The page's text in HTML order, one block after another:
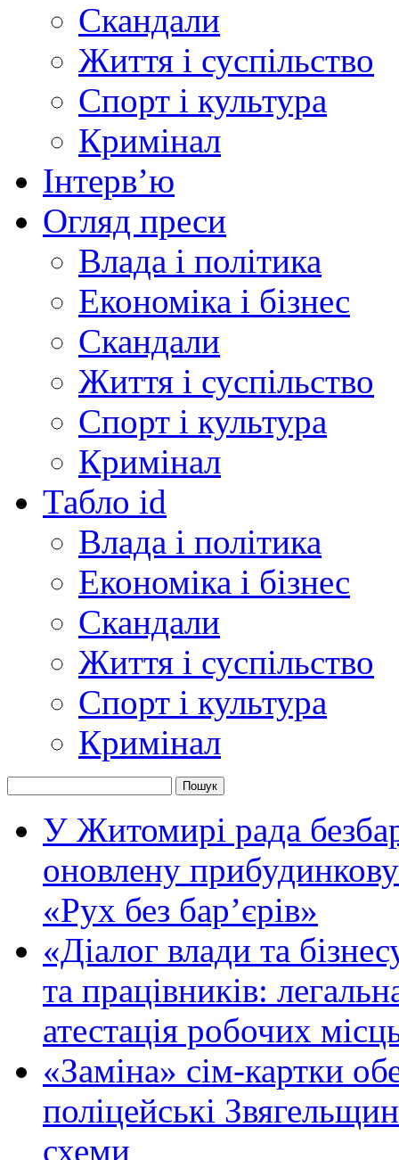
Скандали
Життя і суспільство
Спорт і культура
Кримінал
Інтерв’ю
Огляд преси
Влада і політика
Економіка і бізнес
Скандали
Життя і суспільство
Спорт і культура
Кримінал
Табло id
Влада і політика
Економіка і бізнес
Скандали
Життя і суспільство
Спорт і культура
Кримінал
У Житомирі рада
оновлену
«Рух без бар’єрів»
«Діалог влади та
та працівників:
атестація робочих
«Заміна» сім-картки
поліцейські
схеми